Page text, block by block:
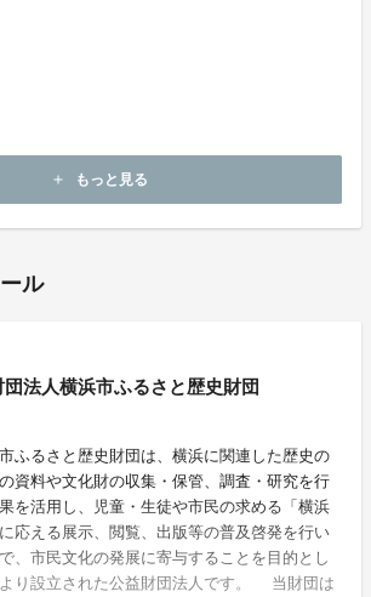
トの申込みはこちらから
add もっと見る
ル
団法人横浜市ふるさと歴史財団
ふるさと歴史財団は、横浜に関連した歴史の
資料や文化財の収集・保管、調査・研究を行
を活用し、児童・生徒や市民の求める「横浜
応える展示、閲覧、出版等の普及啓発を行い
、市民文化の発展に寄与することを目的とし
り設立された公益財団法人です。 当財団は